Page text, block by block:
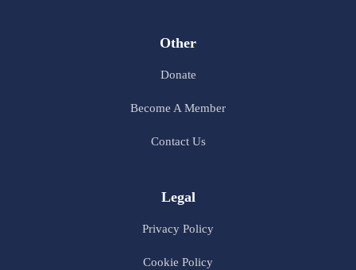
Other
Donate
Become A Member
Contact Us
Legal
Privacy Policy
Cookie Policy